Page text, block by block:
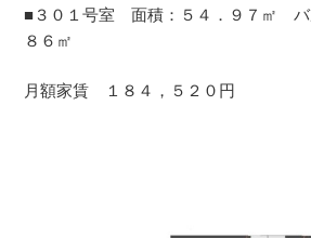
■３０１号室 面積：５４．９７㎡ バ
８６㎡
月額家賃 １８４，５２０円